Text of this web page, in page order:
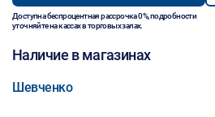
Доступна беспроцентная рассрочка 0%, подробности
уточняйте на кассах в торговых залах.
Наличие в магазинах
Шевченко